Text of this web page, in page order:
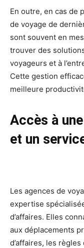
En outre, en cas de
de voyage de
sont souvent en
trouver des
voyageurs et à
Cette gestion
meilleure
Accès à
et un
Les agences de
expertise
d’affaires. Elles
aux déplacements
d’affaires, les